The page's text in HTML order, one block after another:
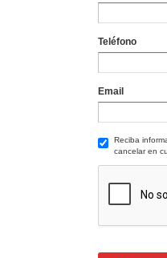
Teléfono
Email
Reciba
cancelar en